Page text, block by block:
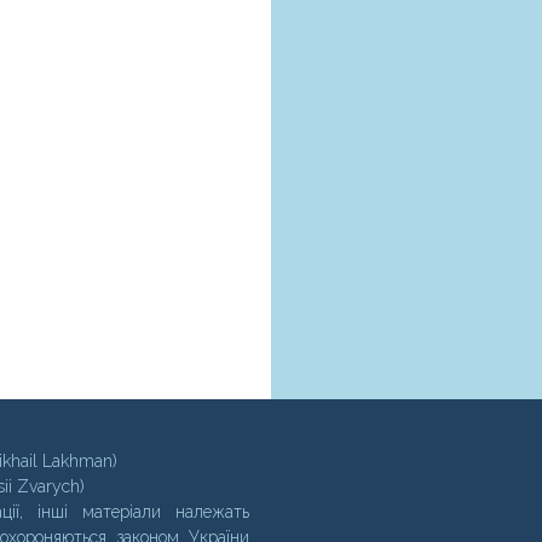
Lakhman)
Zvarych)
інші матеріали належать
законом України